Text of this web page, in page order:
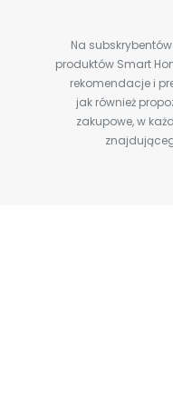
Na
produktów Smart
rekomendacje i
jak również
zakupowe, w